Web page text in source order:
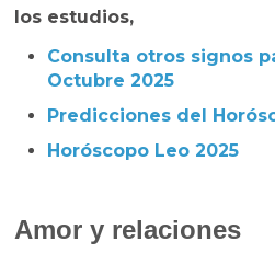
los estudios,
Consulta otros signos
Octubre 2025
Predicciones del
Horóscopo Leo 2025
Amor y relaciones